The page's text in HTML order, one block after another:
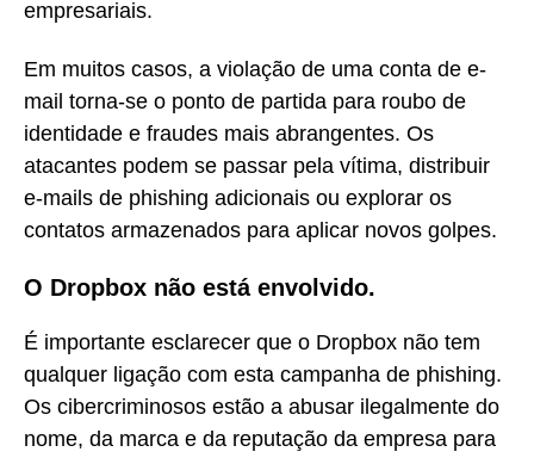
empresariais.
Em muitos casos, a violação de uma conta de e-
mail torna-se o ponto de partida para roubo de
identidade e fraudes mais abrangentes. Os
atacantes podem se passar pela vítima, distribuir
e-mails de phishing adicionais ou explorar os
contatos armazenados para aplicar novos golpes.
O Dropbox não está envolvido.
É importante esclarecer que o Dropbox não tem
qualquer ligação com esta campanha de phishing.
Os cibercriminosos estão a abusar ilegalmente do
nome, da marca e da reputação da empresa para